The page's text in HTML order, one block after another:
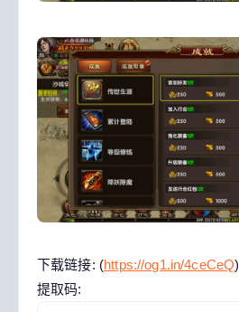
下载链接: (https://og1.in/4ceCeQ)
提取码: